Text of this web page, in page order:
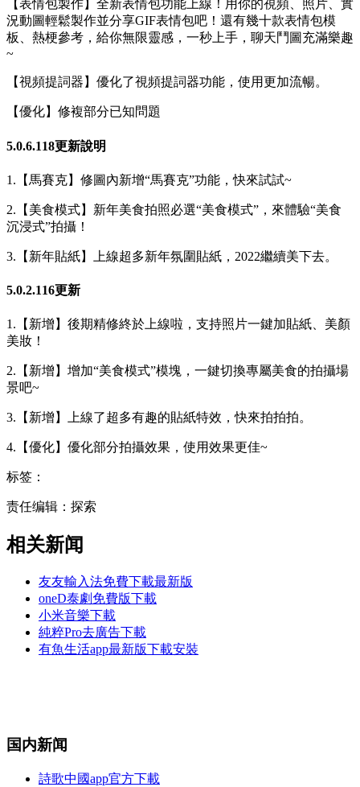
【表情包製作】全新表情包功能上線！用你的視頻、照片、實
況動圖輕鬆製作並分享GIF表情包吧！還有幾十款表情包模
板、熱梗參考，給你無限靈感，一秒上手，聊天鬥圖充滿樂趣
~
【視頻提詞器】優化了視頻提詞器功能，使用更加流暢。
【優化】修複部分已知問題
5.0.6.118更新說明
1.【馬賽克】修圖內新增“馬賽克”功能，快來試試~
2.【美食模式】新年美食拍照必選“美食模式”，來體驗“美食
沉浸式”拍攝！
3.【新年貼紙】上線超多新年氛圍貼紙，2022繼續美下去。
5.0.2.116更新
1.【新增】後期精修終於上線啦，支持照片一鍵加貼紙、美顏
美妝！
2.【新增】增加“美食模式”模塊，一鍵切換專屬美食的拍攝場
景吧~
3.【新增】上線了超多有趣的貼紙特效，快來拍拍拍。
4.【優化】優化部分拍攝效果，使用效果更佳~
标签：
责任编辑：探索
相关新闻
友友輸入法免費下載最新版
oneD泰劇免費版下載
小米音樂下載
純粹Pro去廣告下載
有魚生活app最新版下載安裝
国内新闻
詩歌中國app官方下載